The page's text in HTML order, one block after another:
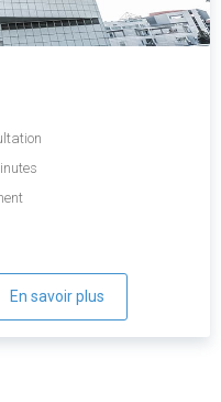
En savoir plus